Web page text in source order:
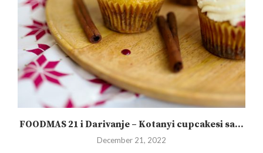
FOODMAS 21 i Darivanje – Kotanyi cupcakesi sa...
December 21, 2022